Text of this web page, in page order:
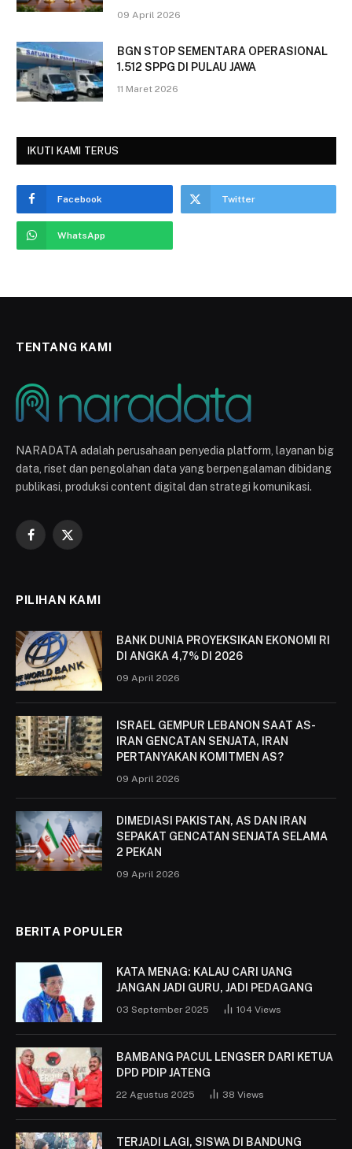
09 April 2026
BGN STOP SEMENTARA OPERASIONAL
1.512 SPPG DI PULAU JAWA
11 Maret 2026
IKUTI KAMI TERUS
Facebook Twitter
WhatsApp
TENTANG KAMI
NARADATA adalah perusahaan penyedia platform, layanan big
data, riset dan pengolahan data yang berpengalaman dibidang
publikasi, produksi content digital dan strategi komunikasi.
Facebook
X
PILIHAN KAMI
BANK DUNIA PROYEKSIKAN EKONOMI RI
DI ANGKA 4,7% DI 2026
09 April 2026
ISRAEL GEMPUR LEBANON SAAT AS-
IRAN GENCATAN SENJATA, IRAN
PERTANYAKAN KOMITMEN AS?
09 April 2026
DIMEDIASI PAKISTAN, AS DAN IRAN
SEPAKAT GENCATAN SENJATA SELAMA
2 PEKAN
09 April 2026
BERITA POPULER
KATA MENAG: KALAU CARI UANG
JANGAN JADI GURU, JADI PEDAGANG
03 September 2025 104 Views
BAMBANG PACUL LENGSER DARI KETUA
DPD PDIP JATENG
22 Agustus 2025 38 Views
TERJADI LAGI, SISWA DI BANDUNG